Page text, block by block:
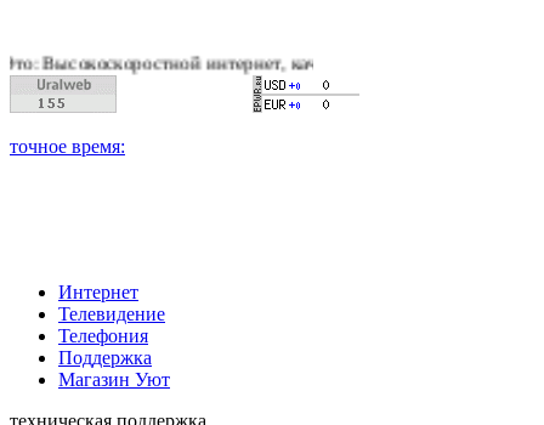
интернет, качественное цифровое и кабельное
Интернет
Телевидение
Телефония
Поддержка
Магазин Уют
техническая поддержка